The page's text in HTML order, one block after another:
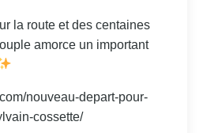
la route et des centaines
amorce un important
nouveau-depart-pour-
cossette/